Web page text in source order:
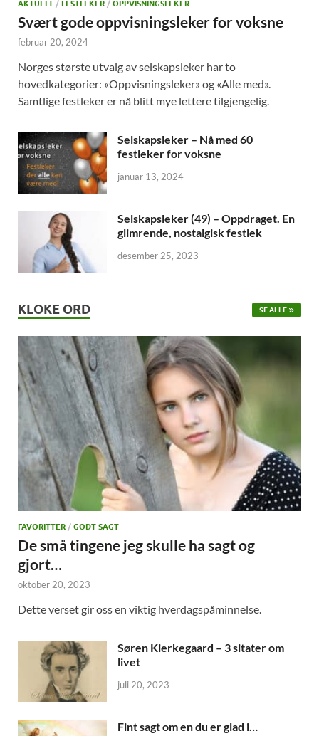
AKTUELT / FESTLEKER / OPPVISNINGSLEKER
Svært gode oppvisningsleker for voksne
februar 20, 2024
Norges største utvalg av selskapsleker har to
hovedkategorier: «Oppvisningsleker» og «Alle med».
Samtlige festleker er nå blitt mye lettere tilgjengelig.
Selskapsleker – Nå med 60
festleker for voksne
januar 13, 2024
Selskapsleker (49) – Oppdraget. En
glimrende, nostalgisk festlek
desember 25, 2023
KLOKE ORD SE ALLE
FAVORITTER / GODT SAGT
De små tingene jeg skulle ha sagt og
gjort…
oktober 20, 2023
Dette verset gir oss en viktig hverdagspåminnelse.
Søren Kierkegaard – 3 sitater om
livet
juli 20, 2023
Fint sagt om en du er glad i…